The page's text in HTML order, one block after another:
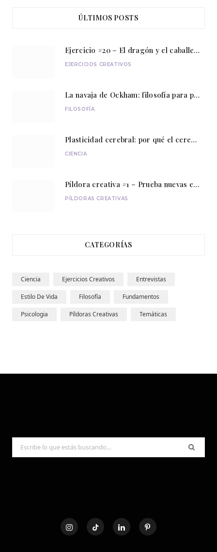
ÚLTIMOS POSTS
Ejercicio #20 – El dragón y el caballero
EJERCICIOS CREATIVOS
La navaja de Ockham: filosofía para pensar con sencillez
FILOSOFÍA
Plasticidad cerebral: por qué el cerebro nunca deja de aprender
CIENCIA
Píldora creativa #1 – Prueba nuevas experiencias
PÍLDORAS CREATIVAS
CATEGORÍAS
Ciencia Ejercicios Creativos Entrevistas
Estilo De Vida Filosofía Fundamentos
Psicologia Píldoras Creativas Temáticas
Search
for: